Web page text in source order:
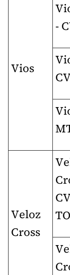
Vios
-
Veloz
Cross